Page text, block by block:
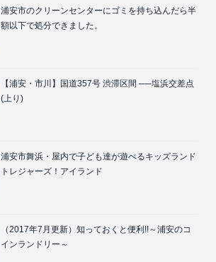
浦安市のクリーンセンターにゴミを持ち込んだら半
額以下で処分できました。
【浦安・市川】国道357号 渋滞区間 ──塩浜交差点
(上り)
浦安市舞浜・屋内で子ども達が遊べるキッズランド
トレジャーズ！アイランド
（2017年7月更新）知っておくと便利!!～浦安のコ
インランドリー～